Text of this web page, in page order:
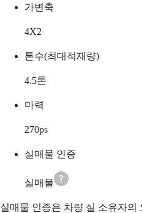
가변축
4X2
톤수(최대적재량)
4.5톤
마력
270ps
실매물 인증
실매물
실매물 인증은 차량 실 소유자의